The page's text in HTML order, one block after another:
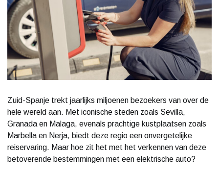
Zuid-Spanje trekt jaarlijks miljoenen bezoekers van over de
hele wereld aan. Met iconische steden zoals Sevilla,
Granada en Malaga, evenals prachtige kustplaatsen zoals
Marbella en Nerja, biedt deze regio een onvergetelijke
reiservaring. Maar hoe zit het met het verkennen van deze
betoverende bestemmingen met een elektrische auto?